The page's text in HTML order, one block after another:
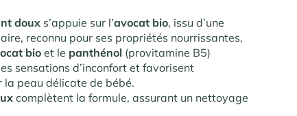
doux s’appuie sur l’avocat bio, issu d’une
reconnu pour ses propriétés nourrissantes,
bio et le panthénol (provitamine B5)
sensations d’inconfort et favorisent
peau délicate de bébé.
complètent la formule, assurant un nettoyage